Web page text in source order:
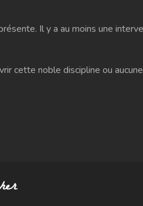
Il y a au moins une
cette noble discipline ou